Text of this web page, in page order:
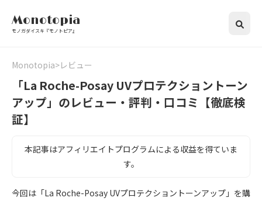
Monotopia
モノガダイスキ『モノトピア』
Monotopia レビュー
「La Roche-Posay UVプロテクショントーン
アップ」のレビュー・評判・口コミ【徹底検
証】
本記事はアフィリエイトプログラムによる収益を得ていま
す。
今回は「La Roche-Posay UVプロテクショントーンアップ」を購